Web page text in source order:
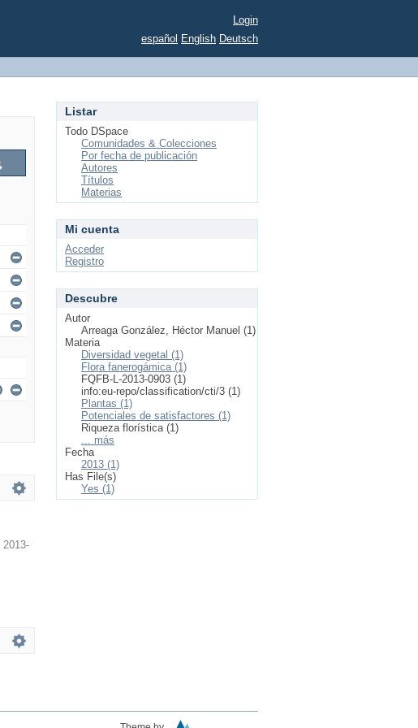
Login
español English Deutsch
2013-
Listar
Todo DSpace
Comunidades & Colecciones
Por fecha de publicación
Autores
Títulos
Materias
Mi cuenta
Acceder
Registro
Descubre
Autor
Arreaga González, Héctor Manuel (1)
Materia
Diversidad vegetal (1)
Flora fanerogámica (1)
FQFB-L-2013-0903 (1)
info:eu-repo/classification/cti/3 (1)
Plantas (1)
Potenciales de satisfactores (1)
Riqueza florística (1)
... más
Fecha
2013 (1)
Has File(s)
Yes (1)